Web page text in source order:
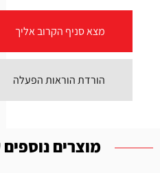
מצא סניף הקרוב אליך
הורדת הוראות הפעלה
מוצרים